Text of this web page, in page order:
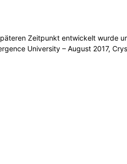
Zeitpunkt entwickelt wurde
University – August 2017,